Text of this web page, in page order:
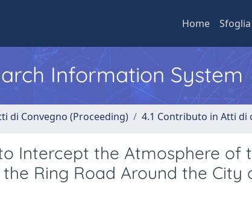
Home Sfoglia
Information System
di Convegno (Proceeding) 4.1 Contributo in Atti di
Intercept the Atmosphere of
Ring Road Around the City